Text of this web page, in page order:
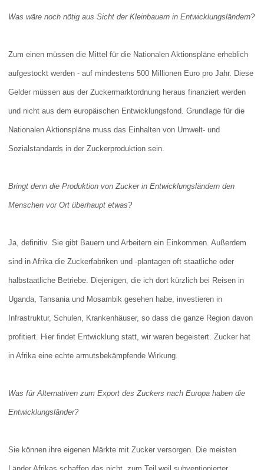
Was wäre noch nötig aus Sicht der Kleinbauern in Entwicklungsländern?
Zum einen müssen die Mittel für die Nationalen Aktionspläne erheblich
aufgestockt werden - auf mindestens 500 Millionen Euro pro Jahr. Diese
Gelder müssen aus der Zuckermarktordnung heraus finanziert werden
und nicht aus dem europäischen Entwicklungsfond. Grundlage für die
Nationalen Aktionspläne muss das Einhalten von Umwelt- und
Sozialstandards in der Zuckerproduktion sein.
Bringt denn die Produktion von Zucker in Entwicklungsländern den
Menschen vor Ort überhaupt etwas?
Ja, definitiv. Sie gibt Bauern und Arbeitern ein Einkommen. Außerdem
sind in Afrika die Zuckerfabriken und -plantagen oft staatliche oder
halbstaatliche Betriebe. Diejenigen, die ich dort kürzlich bei Reisen in
Uganda, Tansania und Mosambik gesehen habe, investieren in
Infrastruktur, Schulen, Krankenhäuser, so dass die ganze Region davon
profitiert. Hier findet Entwicklung statt, wir waren begeistert. Zucker hat
in Afrika eine echte armutsbekämpfende Wirkung.
Was für Alternativen zum Export des Zuckers nach Europa haben die
Entwicklungsländer?
Sie können ihre eigenen Märkte mit Zucker versorgen. Die meisten